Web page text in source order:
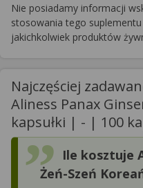
Nie posiadamy informacji
stosowania tego suplementu
jakichkolwiek produktów
Najczęściej
Aliness Panax
kapsułki | - | 100
Ile kosztuje
Żeń-Szeń